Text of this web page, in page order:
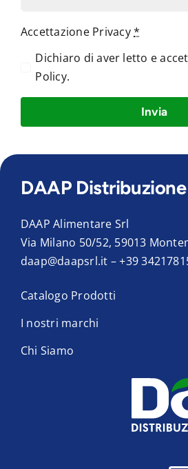
Accettazione Privacy*
Dichiaro di aver letto e
Policy.
Invia
DAAP
DAAP Alimentare Srl
Via Milano 50/52, 59013
daap@daapsrl.it –+39
Catalogo Prodotti
I nostri marchi
Chi Siamo